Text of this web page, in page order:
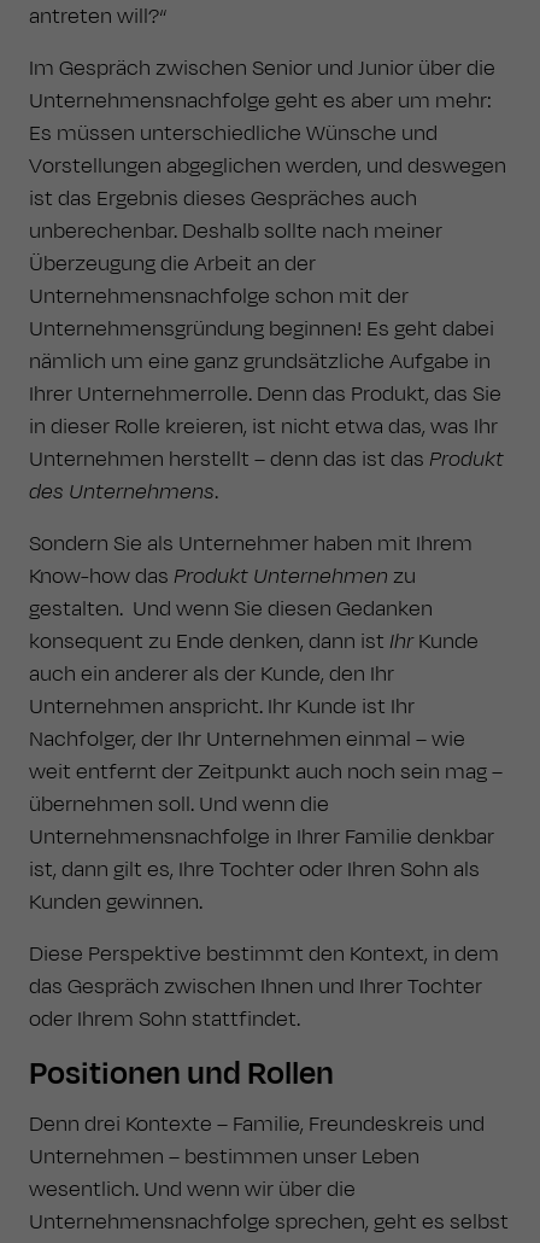
antreten will?“
Im Gespräch zwischen Senior und Junior über die
Unternehmensnachfolge geht es aber um mehr:
Es müssen unterschiedliche Wünsche und
Vorstellungen abgeglichen werden, und deswegen
ist das Ergebnis dieses Gespräches auch
unberechenbar. Deshalb sollte nach meiner
Überzeugung die Arbeit an der
Unternehmensnachfolge schon mit der
Unternehmensgründung beginnen! Es geht dabei
nämlich um eine ganz grundsätzliche Aufgabe in
Ihrer Unternehmerrolle. Denn das Produkt, das Sie
in dieser Rolle kreieren, ist nicht etwa das, was Ihr
Unternehmen herstellt – denn das ist das Produkt
des Unternehmens.
Sondern Sie als Unternehmer haben mit Ihrem
Know-how das Produkt Unternehmen zu
gestalten. Und wenn Sie diesen Gedanken
konsequent zu Ende denken, dann ist IhrKunde
auch ein anderer als der Kunde, den Ihr
Unternehmen anspricht. Ihr Kunde ist Ihr
Nachfolger, der Ihr Unternehmen einmal – wie
weit entfernt der Zeitpunkt auch noch sein mag –
übernehmen soll. Und wenn die
Unternehmensnachfolge in Ihrer Familie denkbar
ist, dann gilt es, Ihre Tochter oder Ihren Sohn als
Kunden gewinnen.
Diese Perspektive bestimmt den Kontext, in dem
das Gespräch zwischen Ihnen und Ihrer Tochter
oder Ihrem Sohn stattfindet.
Positionen und Rollen
Denn drei Kontexte – Familie, Freundeskreis und
Unternehmen – bestimmen unser Leben
wesentlich. Und wenn wir über die
Unternehmensnachfolge sprechen, geht es selbst